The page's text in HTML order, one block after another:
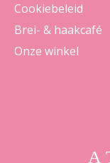
Cookiebeleid
Brei- & haakcafé
Onze winkel